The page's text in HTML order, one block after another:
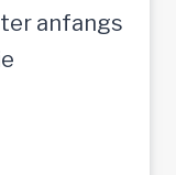
anfangs